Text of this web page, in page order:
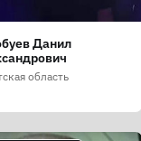
Данил
область